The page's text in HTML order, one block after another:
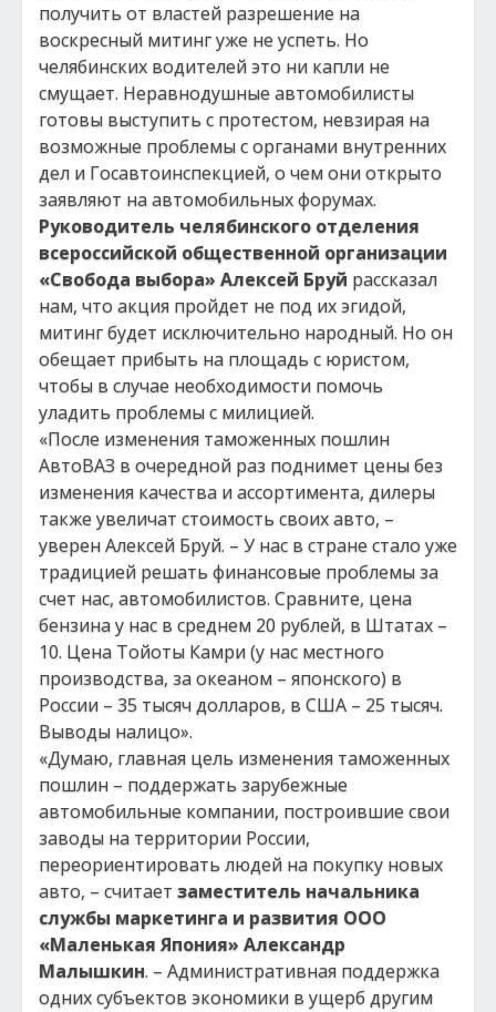
получить от властей разрешение на
воскресный митинг уже не успеть. Но
челябинских водителей это ни капли не
смущает. Неравнодушные автомобилисты
готовы выступить с протестом, невзирая на
возможные проблемы с органами внутренних
дел и Госавтоинспекцией, о чем они открыто
заявляют на автомобильных форумах.
Руководитель челябинского отделения
всероссийской общественной организации
«Свобода выбора» Алексей Бруй рассказал
нам, что акция пройдет не под их эгидой,
митинг будет исключительно народный. Но он
обещает прибыть на площадь с юристом,
чтобы в случае необходимости помочь
уладить проблемы с милицией.
«После изменения таможенных пошлин
АвтоВАЗ в очередной раз поднимет цены без
изменения качества и ассортимента, дилеры
также увеличат стоимость своих авто, –
уверен Алексей Бруй. – У нас в стране стало уже
традицией решать финансовые проблемы за
счет нас, автомобилистов. Сравните, цена
бензина у нас в среднем 20 рублей, в Штатах –
10. Цена Тойоты Камри (у нас местного
производства, за океаном – японского) в
России – 35 тысяч долларов, в США – 25 тысяч.
Выводы налицо».
«Думаю, главная цель изменения таможенных
пошлин – поддержать зарубежные
автомобильные компании, построившие свои
заводы на территории России,
переориентировать людей на покупку новых
авто, – считает заместитель начальника
службы маркетинга и развития ООО
«Маленькая Япония» Александр
Малышкин. – Административная поддержка
одних субъектов экономики в ущерб другим